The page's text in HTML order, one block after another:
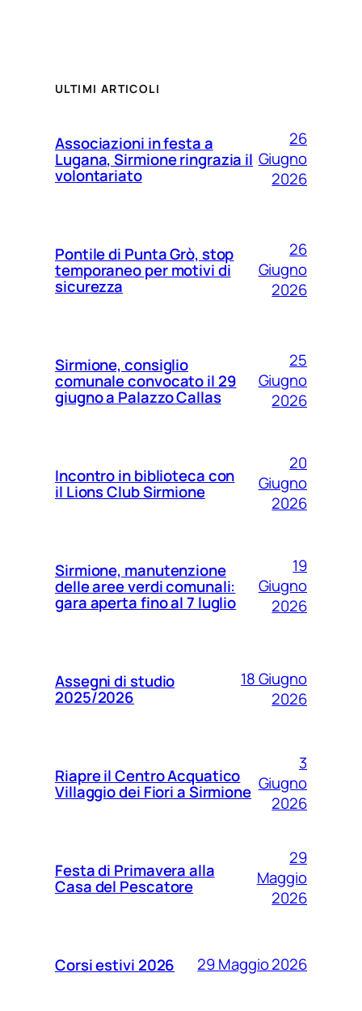
ULTIMI ARTICOLI
Associazioni in festa a
Lugana, Sirmione ringrazia il
volontariato
26
Giugno
2026
Pontile di Punta Grò, stop
temporaneo per motivi di
sicurezza
26
Giugno
2026
Sirmione, consiglio
comunale convocato il 29
giugno a Palazzo Callas
25
Giugno
2026
Incontro in biblioteca con
il Lions Club Sirmione
20
Giugno
2026
Sirmione, manutenzione
delle aree verdi comunali:
gara aperta fino al 7 luglio
19
Giugno
2026
Assegni di studio
2025/2026
18 Giugno
2026
Riapre il Centro Acquatico
Villaggio dei Fiori a Sirmione
3
Giugno
2026
Festa di Primavera alla
Casa del Pescatore
29
Maggio
2026
Corsi estivi 2026 29 Maggio 2026